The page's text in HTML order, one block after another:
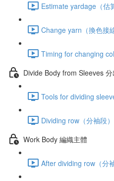
Estimate yardage（估
Change yarn（換色接
Timing for changing
Divide Body from Sleeves
Tools for dividing
Dividing row（分袖段
Work Body 編織主體
After dividing row（分